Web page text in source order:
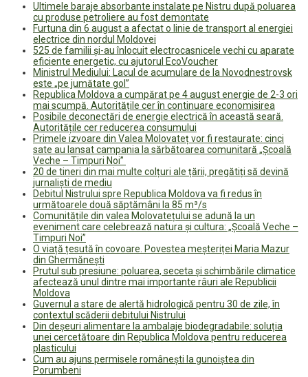
Ultimele baraje absorbante instalate pe Nistru după poluarea
cu produse petroliere au fost demontate
Furtuna din 6 august a afectat o linie de transport al energiei
electrice din nordul Moldovei
525 de familii și-au înlocuit electrocasnicele vechi cu aparate
eficiente energetic, cu ajutorul EcoVoucher
Ministrul Mediului: Lacul de acumulare de la Novodnestrovsk
este „pe jumătate gol”
Republica Moldova a cumpărat pe 4 august energie de 2-3 ori
mai scumpă. Autoritățile cer în continuare economisirea
Posibile deconectări de energie electrică în această seară.
Autoritățile cer reducerea consumului
Primele izvoare din Valea Molovateț vor fi restaurate: cinci
sate au lansat campania la sărbătoarea comunitară „Școală
Veche – Timpuri Noi”
20 de tineri din mai multe colțuri ale țării, pregătiți să devină
jurnaliști de mediu
Debitul Nistrului spre Republica Moldova va fi redus în
următoarele două săptămâni la 85 m³/s
Comunitățile din valea Molovatețului se adună la un
eveniment care celebrează natura și cultura: „Școală Veche –
Timpuri Noi”
O viață țesută în covoare. Povestea meșteriței Maria Mazur
din Ghermănești
Prutul sub presiune: poluarea, seceta și schimbările climatice
afectează unul dintre mai importante râuri ale Republicii
Moldova
Guvernul a stare de alertă hidrologică pentru 30 de zile, în
contextul scăderii debitului Nistrului
Din deșeuri alimentare la ambalaje biodegradabile: soluția
unei cercetătoare din Republica Moldova pentru reducerea
plasticului
Cum au ajuns permisele românești la gunoiștea din
Porumbeni